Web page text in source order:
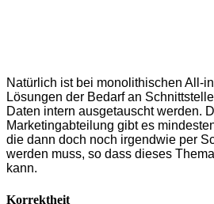
Natürlich ist bei monolithischen All-
Lösungen der Bedarf an
Daten intern ausgetauscht werden.
Marketingabteilung gibt es
die dann doch noch irgendwie per
werden muss, so dass dieses
kann.
Korrektheit